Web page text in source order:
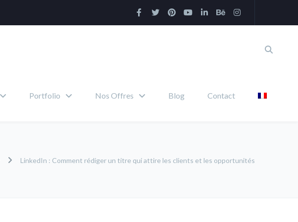
Portfolio Nos Offres Blog Contact
LinkedIn : Comment rédiger un titre qui attire les clients et les opportunités